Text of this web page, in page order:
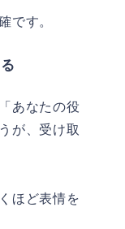
です。
あなたの役
が、受け取
ほど表情を